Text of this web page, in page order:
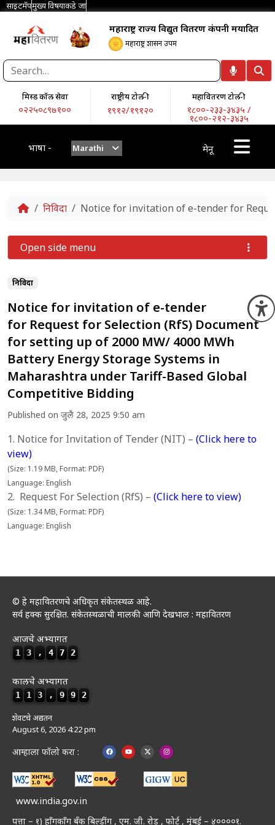
साइटमॅपमुख्य विषयाकडे जा
महाराष्ट्र राज्य विद्युत वितरण कंपनी मर्यादित
महाराष्ट्र शासन उपक्रम
मिस्ड कॉल सेवा
०२२५०८९७१००
राष्ट्रीय टोल-फ्री
१९१२/१९१२०
महावितरण टोल-फ्री
१८००-२३३-३४३५ /
१८००-२१२-३४३५
भाषा - Marathi मेनू
Home
निविदा Notice for invitation of e-tender for
निविदा
Notice for invitation of e-tender
for Request for Selection (RfS) Document
for setting up of 2000 MW/ 4000 MWh
Battery Energy Storage Systems in
Maharashtra under Tariff-Based Global
Competitive Bidding
Published on जुलै 28, 2025 9:50 am
1. Notice for Invitation of Tender (NIT) – (Click here to
view)
(Size: 1.19 MB, Format: PDF)
Language: English
2. Request For Selection (RfS) – (Click here to view)
(Size: 1.34 MB, Format: PDF)
Language: English
Open side menu
© हे महावितरणचे अधिकृत संकेतस्थळ आहे.
सर्व हक्क सुरक्षित. संकेतस्थळाची मालकी आणि देखभाल : महावितरण
आजचे अभ्यागत
1 3 , 4 7 2
कालचे अभ्यागत
1 1 3 , 9 9 2
शेवटचे अद्यतन
August 6, 2026 4:22 pm
आम्हाला फॉलो करा :
www.india.gov.in
पत्ता – १) हॉंगकॉंग बँक बिल्डींग , एम. जी. रोड , फोर्ट , मुंबई – ४००००१.